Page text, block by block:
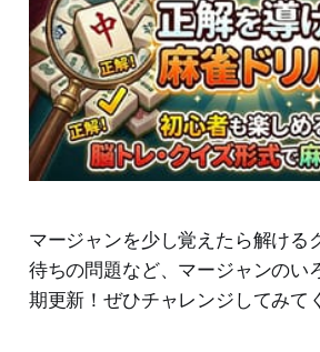
マージャンを少し覚えたら解ける
待ちの問題など、マージャンのい
期更新！ぜひチャレンジしてみて